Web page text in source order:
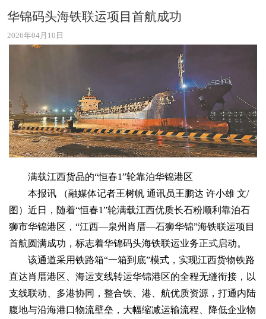
华锦码头海铁联运项目首航成功
2026年04月10日
满载江西货品的“恒春1”轮靠泊华锦港区
本报讯 （融媒体记者王树帆 通讯员王鹏达 许小雄 文/
图）近日，随着“恒春1”轮满载江西优质长石粉顺利靠泊石
狮市华锦港区，“江西—泉州肖厝—石狮华锦”海铁联运项目
首航圆满成功，标志着华锦码头海铁联运业务正式启动。
该通道采用铁路箱“一箱到底”模式，实现江西货物铁路
直达肖厝港区、海运支线转运华锦港区的全程无缝衔接，以
支线联动、多港协同，整合铁、港、航优质资源，打通内陆
腹地与沿海港口物流壁垒，大幅缩减运输流程、降低企业物